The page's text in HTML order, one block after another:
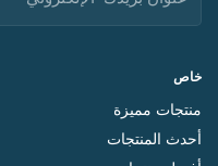
خاص
منتجات مميزة
أحدث المنتجات